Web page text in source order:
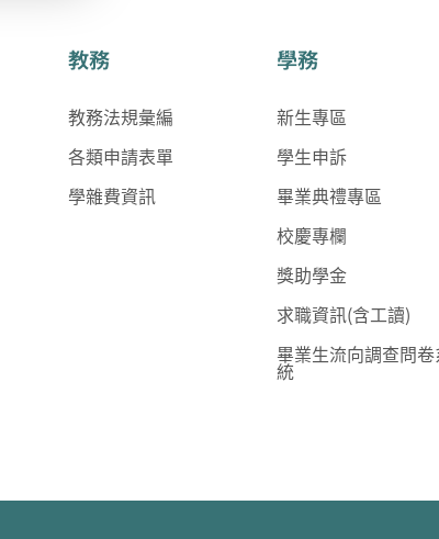
教務
教務法規彙編
各類申請表單
學雜費資訊
學務
新生專區
學生申訴
畢業典禮專區
校慶專欄
獎助學金
求職資訊(含工讀)
畢業生流向調查問卷
統